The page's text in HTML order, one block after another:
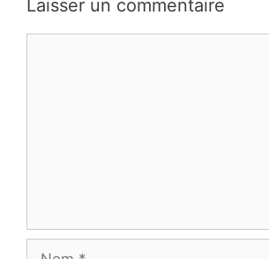
Laisser un commentaire